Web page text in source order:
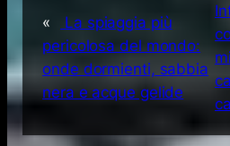
«
La spiaggia più
pericolosa del mondo:
onde dormienti, sabbia
nera e acque gelide